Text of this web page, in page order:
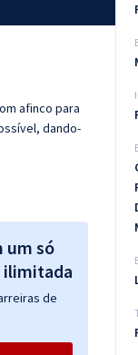
afinco para
dando-
um só
de